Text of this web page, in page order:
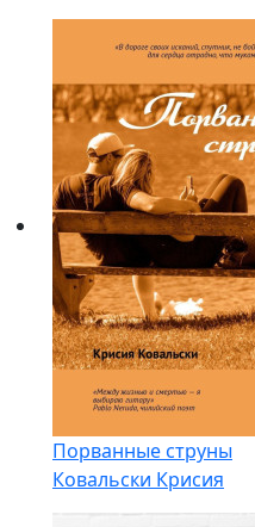
Порванные струны
Ковальски Крисия